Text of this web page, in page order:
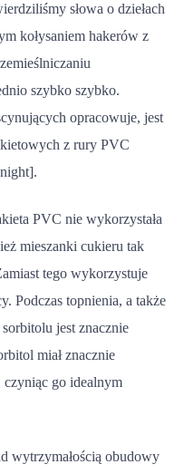
słowa o dziełach
kołysaniem hakerów z
szybko szybko.
opracowuje, jest
z rury PVC
PVC nie wykorzystała
mieszanki cukieru tak
tego wykorzystuje
Podczas topnienia, a także
jest znacznie
miał znacznie
go idealnym
wytrzymałością obudowy